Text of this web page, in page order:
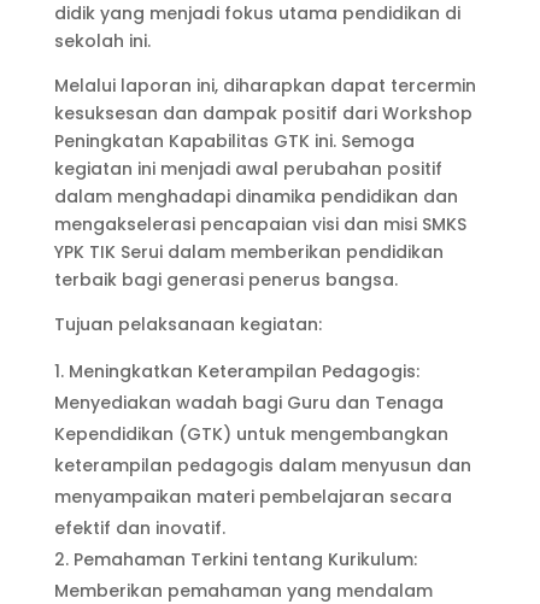
didik yang menjadi fokus utama pendidikan di
sekolah ini.
Melalui laporan ini, diharapkan dapat tercermin
kesuksesan dan dampak positif dari Workshop
Peningkatan Kapabilitas GTK ini. Semoga
kegiatan ini menjadi awal perubahan positif
dalam menghadapi dinamika pendidikan dan
mengakselerasi pencapaian visi dan misi SMKS
YPK TIK Serui dalam memberikan pendidikan
terbaik bagi generasi penerus bangsa.
Tujuan pelaksanaan kegiatan:
Meningkatkan Keterampilan Pedagogis:
Menyediakan wadah bagi Guru dan Tenaga
Kependidikan (GTK) untuk mengembangkan
keterampilan pedagogis dalam menyusun dan
menyampaikan materi pembelajaran secara
efektif dan inovatif.
Pemahaman Terkini tentang Kurikulum:
Memberikan pemahaman yang mendalam